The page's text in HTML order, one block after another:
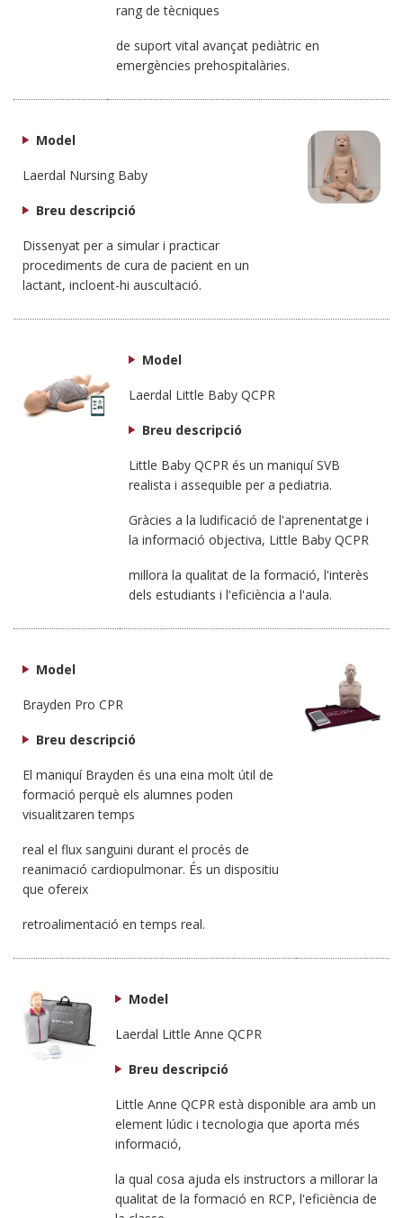
rang de tècniques
de suport vital avançat pediàtric en
emergències prehospitalàries.
Model
Laerdal Nursing Baby
Breu descripció
Dissenyat per a simular i practicar
procediments de cura de pacient en un
lactant, incloent-hi auscultació.
Model
Laerdal Little Baby QCPR
Breu descripció
Little Baby QCPR és un maniquí SVB
realista i assequible per a pediatria.
Gràcies a la ludificació de l'aprenentatge i
la informació objectiva, Little Baby QCPR
millora la qualitat de la formació, l'interès
dels estudiants i l'eficiència a l'aula.
Model
Brayden Pro CPR
Breu descripció
El maniquí Brayden és una eina molt útil de
formació perquè els alumnes poden
visualitzaren temps
real el flux sanguini durant el procés de
reanimació cardiopulmonar. És un dispositiu
que ofereix
retroalimentació en temps real.
Model
Laerdal Little Anne QCPR
Breu descripció
Little Anne QCPR està disponible ara amb un
element lúdic i tecnologia que aporta més
informació,
la qual cosa ajuda els instructors a millorar la
qualitat de la formació en RCP, l'eficiència de